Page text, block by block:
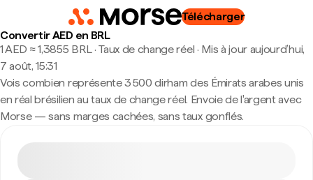
Télécharger
Convertir AED en BRL
1 AED ≈ 1,3855 BRL · Taux de change réel · Mis à jour aujourd’hui,
7 août, 15:31
Vois combien représente 3 500 dirham des Émirats arabes unis
en réal brésilien au taux de change réel. Envoie de l'argent avec
Morse — sans marges cachées, sans taux gonflés.